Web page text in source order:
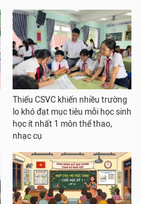
Thiếu CSVC khiến nhiều trường
lo khó đạt mục tiêu mỗi học sinh
học ít nhất 1 môn thể thao,
nhạc cụ